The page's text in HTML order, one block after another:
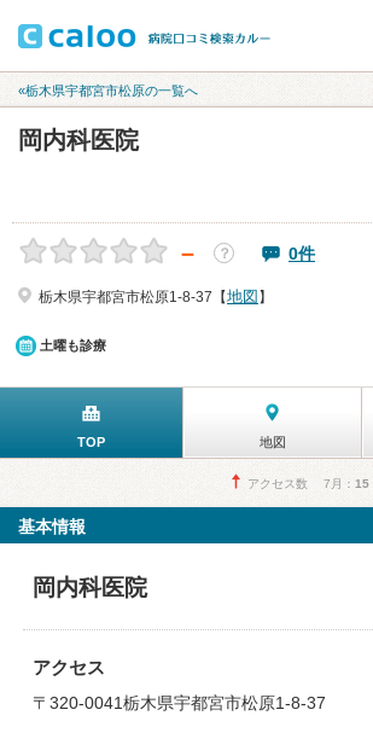
«栃木県宇都宮市松原の一覧へ
岡内科医院
－ ？ 0件
栃木県宇都宮市松原1-8-37【地図 】
土曜も診療
TOP 地図
アクセス数 7月： 15
基本情報
岡内科医院
アクセス
〒320-0041栃木県宇都宮市松原1-8-37